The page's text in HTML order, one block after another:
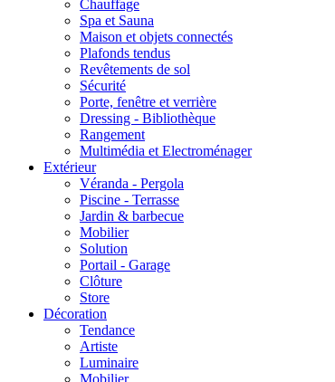
Chauffage
Spa et Sauna
Maison et objets connectés
Plafonds tendus
Revêtements de sol
Sécurité
Porte, fenêtre et verrière
Dressing - Bibliothèque
Rangement
Multimédia et Electroménager
Extérieur
Véranda - Pergola
Piscine - Terrasse
Jardin & barbecue
Mobilier
Solution
Portail - Garage
Clôture
Store
Décoration
Tendance
Artiste
Luminaire